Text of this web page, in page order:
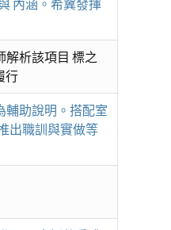
內涵。希冀發揮
解析該項目 標之
行
輔助說明。搭配室
出職訓與實做等